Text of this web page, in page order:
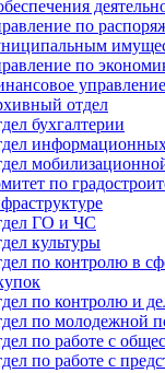
по
по
управление
отдел
бухгалтерии
по
ГО и ЧС
культуры
по контролю в
по контролю и
по молодежной
по работе с
по работе с